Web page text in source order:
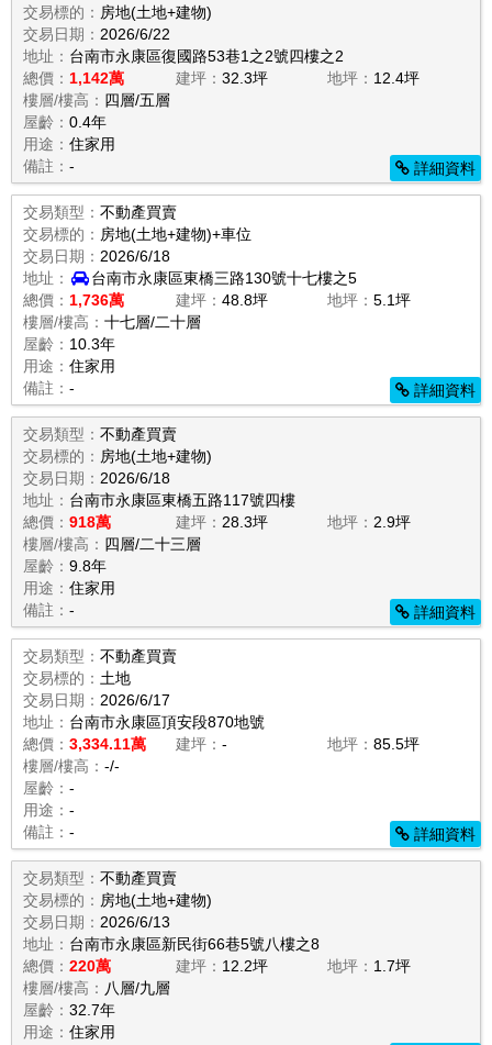
交易標的： 房地(土地+建物)
交易日期： 2026/6/22
地址： 台南市永康區復國路53巷1之2號四樓之2
總價： 1,142萬 建坪： 32.3坪 地坪： 12.4坪
樓層/樓高： 四層/五層
屋齡： 0.4年
用途： 住家用
備註： - 詳細資料
交易類型： 不動產買賣
交易標的： 房地(土地+建物)+車位
交易日期： 2026/6/18
地址：
台南市永康區東橋三路130號十七樓之5
總價： 1,736萬 建坪： 48.8坪 地坪：5.1坪
樓層/樓高： 十七層/二十層
屋齡： 10.3年
用途： 住家用
備註： - 詳細資料
交易類型： 不動產買賣
交易標的： 房地(土地+建物)
交易日期： 2026/6/18
地址： 台南市永康區東橋五路117號四樓
總價： 918萬 建坪： 28.3坪 地坪： 2.9坪
樓層/樓高： 四層/二十三層
屋齡： 9.8年
用途： 住家用
備註： - 詳細資料
交易類型： 不動產買賣
交易標的： 土地
交易日期： 2026/6/17
地址： 台南市永康區頂安段870地號
總價： 3,334.11萬 建坪： - 地坪：85.5坪
樓層/樓高： -/-
屋齡： -
用途： -
備註： - 詳細資料
交易類型： 不動產買賣
交易標的： 房地(土地+建物)
交易日期： 2026/6/13
地址： 台南市永康區新民街66巷5號八樓之8
總價： 220萬 建坪： 12.2坪 地坪： 1.7坪
樓層/樓高： 八層/九層
屋齡： 32.7年
用途： 住家用